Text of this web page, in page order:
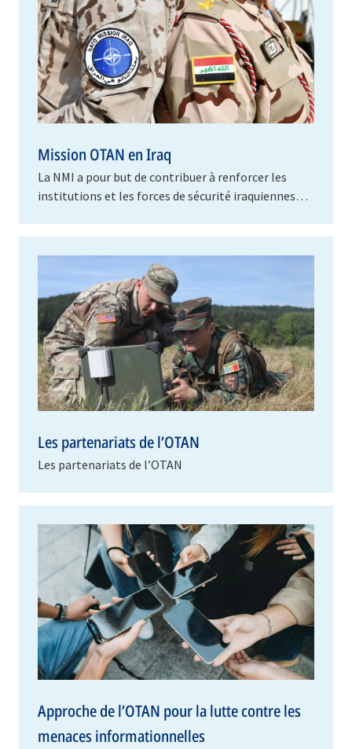
Mission OTAN en Iraq
La NMI a pour but de contribuer à renforcer les
institutions et les forces de sécurité iraquiennes
Les partenariats de l’OTAN
Les partenariats de l’OTAN
Approche de l’OTAN pour la lutte contre les
menaces informationnelles